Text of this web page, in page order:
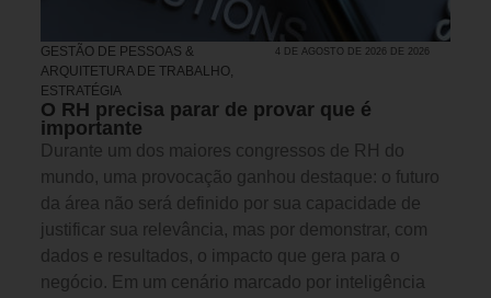
GESTÃO DE PESSOAS &
ARQUITETURA DE TRABALHO,
ESTRATÉGIA
4 DE AGOSTO DE 2026 DE 2026
O RH precisa parar de provar que é
importante
Durante um dos maiores congressos de RH do
mundo, uma provocação ganhou destaque: o futuro
da área não será definido por sua capacidade de
justificar sua relevância, mas por demonstrar, com
dados e resultados, o impacto que gera para o
negócio. Em um cenário marcado por inteligência